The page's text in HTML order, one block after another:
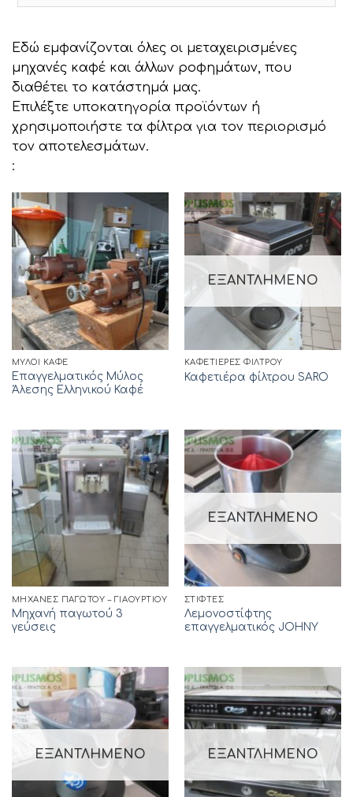
Εδώ εμφανίζονται όλες οι μεταχειρισμένες
μηχανές καφέ και άλλων ροφημάτων, που
διαθέτει το κατάστημά μας.
Επιλέξτε υποκατηγορία προϊόντων ή
χρησιμοποιήστε τα φίλτρα για τον περιορισμό
τον αποτελεσμάτων.
:
ΜΎΛΟΙ ΚΑΦΈ
Επαγγελματικός Μύλος
Άλεσης Ελληνικού Καφέ
ΕΞΑΝΤΛΗΜΈΝΟ
ΚΑΦΕΤΙΈΡΕΣ ΦΊΛΤΡΟΥ
Καφετιέρα φίλτρου SARO
ΜΗΧΑΝΈΣ ΠΑΓΩΤΟΎ – ΓΙΑΟΥΡΤΙΟΎ
Μηχανή παγωτού 3
γεύσεις
ΕΞΑΝΤΛΗΜΈΝΟ
ΣΤΊΦΤΕΣ
Λεμονοστίφτης
επαγγελματικός JOHNY
ΕΞΑΝΤΛΗΜΈΝΟ ΕΞΑΝΤΛΗΜΈΝΟ